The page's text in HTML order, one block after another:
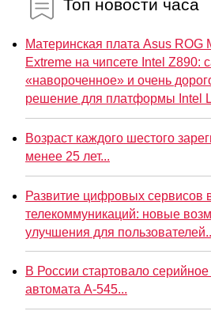
Топ новости часа
Материнская плата Asus ROG
Extreme на чипсете Intel Z890:
«навороченное» и очень
решение для платформы Intel
Возраст каждого шестого
менее 25 лет...
Развитие цифровых сервисов
телекоммуникаций: новые
улучшения для
В России стартовало
автомата А-545...